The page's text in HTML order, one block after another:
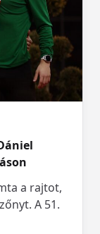
a rajtot,
A 51.